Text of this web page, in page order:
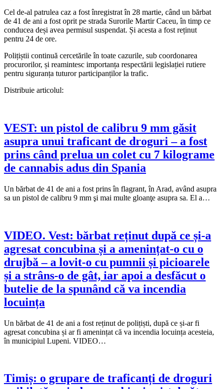
Cel de-al patrulea caz a fost înregistrat în 28 martie, când un bărbat
de 41 de ani a fost oprit pe strada Surorile Martir Caceu, în timp ce
conducea deși avea permisul suspendat. Și acesta a fost reținut
pentru 24 de ore.
Polițiștii continuă cercetările în toate cazurile, sub coordonarea
procurorilor, și reamintesc importanța respectării legislației rutiere
pentru siguranța tuturor participanților la trafic.
Distribuie articolul:
VEST: un pistol de calibru 9 mm găsit
asupra unui traficant de droguri – a fost
prins când prelua un colet cu 7 kilograme
de cannabis adus din Spania
Un bărbat de 41 de ani a fost prins în flagrant, în Arad, având asupra
sa un pistol de calibru 9 mm şi mai multe gloanţe asupra sa. El a…
VIDEO. Vest: bărbat reținut după ce și-a
agresat concubina și a amenințat-o cu o
drujbă – a lovit-o cu pumnii și picioarele
și a strâns-o de gât, iar apoi a desfăcut o
butelie de la spunând că va incendia
locuința
Un bărbat de 41 de ani a fost reținut de polițiști, după ce și-ar fi
agresat concubina și ar fi amenințat că va incendia locuința acesteia,
în municipiul Lupeni. VIDEO…
Timiș: o grupare de traficanți de droguri